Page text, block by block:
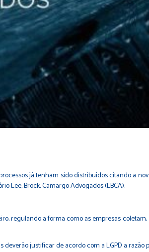
já tenham sido distribuídos citando a
Lee, Brock, Camargo Advogados (LBCA).
regulando a forma como as empresas
justificar de acordo com a LGPD a razão